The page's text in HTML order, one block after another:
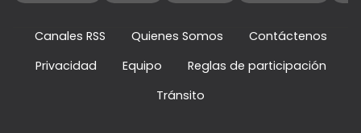
Canales RSS Quienes Somos
Contáctenos
Privacidad
Equipo
Reglas de participación
Tránsito